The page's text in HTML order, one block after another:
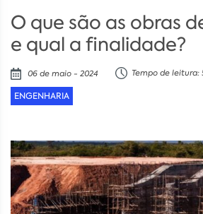
O que são as obras
e qual a finalidade?
06 de maio - 2024 Tempo de leitura:
ENGENHARIA